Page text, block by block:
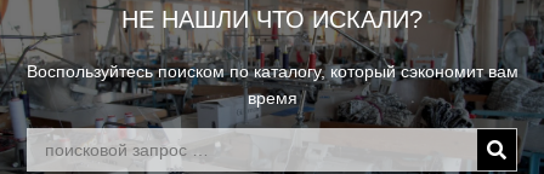
НЕ НАШЛИ ЧТО ИСКАЛИ?
Воспользуйтесь поиском по каталогу, который сэкономит вам
время